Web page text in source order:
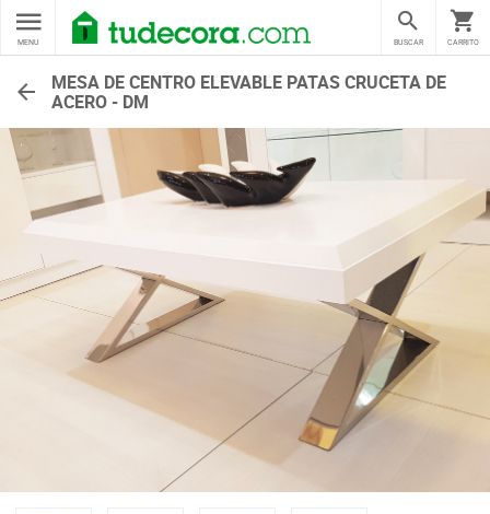
MENU CARRITO
BUSCAR
MESA DE CENTRO ELEVABLE PATAS CRUCETA DE
ACERO - DM